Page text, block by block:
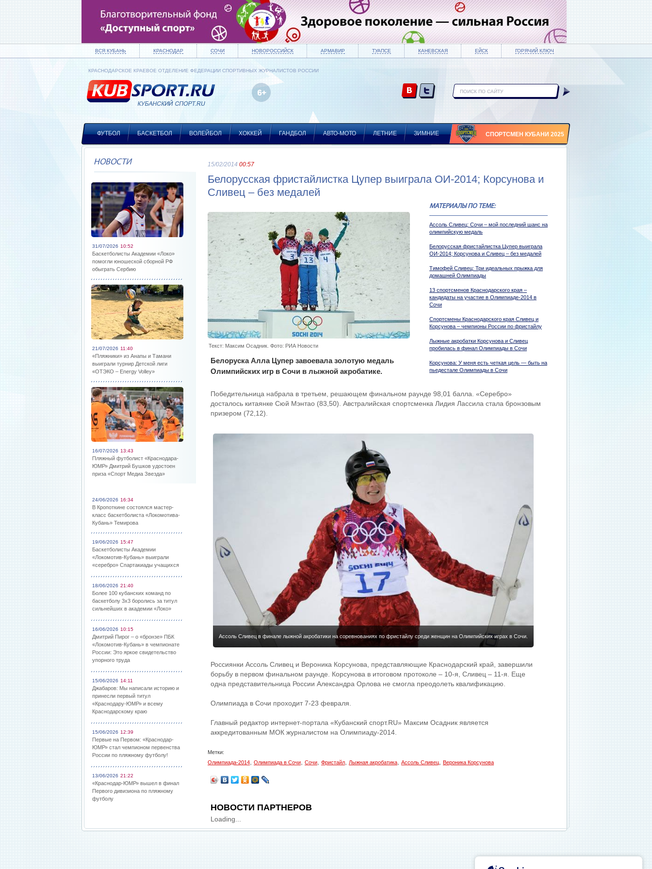
ВСЯ КУБАНЬ КРАСНОДАР СОЧИ НОВОРОССИЙСК АРМАВИР ТУАПСЕ КАНЕВСКАЯ ЕЙСК ГОРЯЧИЙ КЛЮЧ
КРАСНОДАРСКОЕ КРАЕВОЕ ОТДЕЛЕНИЕ ФЕДЕРАЦИИ СПОРТИВНЫХ ЖУРНАЛИСТОВ РОССИИ
ФУТБОЛ БАСКЕТБОЛ ВОЛЕЙБОЛ ХОККЕЙ ГАНДБОЛ АВТО-МОТО ЛЕТНИЕ ЗИМНИЕ СПОРТСМЕН КУБАНИ 2025
НОВОСТИ
31/07/2026 10:52
Баскетболисты Академии «Локо»
помогли юношеской сборной РФ
обыграть Сербию
21/07/2026 11:40
«Пляжники» из Анапы и Тамани
выиграли турнир Детской лиги
«ОТЭКО – Energy Volley»
16/07/2026 13:43
Пляжный футболист «Краснодара-
ЮМР» Дмитрий Бушков удостоен
приза «Спорт Медиа Звезда»
24/06/2026 16:34
В Кропоткине состоялся мастер-
класс баскетболиста «Локомотива-
Кубань» Темирова
19/06/2026 15:47
Баскетболисты Академии
«Локомотив-Кубань» выиграли
«серебро» Спартакиады учащихся
18/06/2026 21:40
Более 100 кубанских команд по
баскетболу 3х3 боролись за титул
сильнейших в академии «Локо»
16/06/2026 10:15
Дмитрий Пирог – о «бронзе» ПБК
«Локомотив-Кубань» в чемпионате
России: Это яркое свидетельство
упорного труда
15/06/2026 14:11
Джабаров: Мы написали историю и
принесли первый титул
«Краснодару-ЮМР» и всему
Краснодарскому краю
15/06/2026 12:39
Первые на Первом: «Краснодар-
ЮМР» стал чемпионом первенства
России по пляжному футболу!
13/06/2026 21:22
«Краснодар-ЮМР» вышел в финал
Первого дивизиона по пляжному
футболу
15/02/2014 00:57
Белорусская фристайлистка Цупер выиграла ОИ-2014; Корсунова и
Сливец – без медалей
МАТЕРИАЛЫ ПО ТЕМЕ:
Ассоль Сливец: Сочи – мой последний шанс на
олимпийскую медаль
Белорусская фристайлистка Цупер выиграла
ОИ-2014; Корсунова и Сливец – без медалей
Тимофей Сливец: Три идеальных прыжка для
домашней Олимпиады
13 спортсменов Краснодарского края –
кандидаты на участие в Олимпиаде-2014 в
Сочи
Спортсмены Краснодарского края Сливец и
Корсунова – чемпионы России по фристайлу
Лыжные акробатки Корсунова и Сливец
пробилась в финал Олимпиады в Сочи
Корсунова: У меня есть четкая цель — быть на
пьедестале Олимпиады в Сочи
Текст: Максим Осадник. Фото: РИА Новости
Белоруска Алла Цупер завоевала золотую медаль
Олимпийских игр в Сочи в лыжной акробатике.
Победительница набрала в третьем, решающем финальном раунде 98,01 балла. «Серебро»
досталось китаянке Сюй Мэнтао (83,50). Австралийская спортсменка Лидия Лассила стала бронзовым
призером (72,12).
Ассоль Сливец в финале лыжной акробатики на соревнованиях по фристайлу среди женщин на Олимпийских играх в Сочи.
Россиянки Ассоль Сливец и Вероника Корсунова, представляющие Краснодарский край, завершили
борьбу в первом финальном раунде. Корсунова в итоговом протоколе – 10-я, Сливец – 11-я. Еще
одна представительница России Александра Орлова не смогла преодолеть квалификацию.
Олимпиада в Сочи проходит 7-23 февраля.
Главный редактор интернет-портала «Кубанский спорт.RU» Максим Осадник является
аккредитованным МОК журналистом на Олимпиаду-2014.
Метки:
Олимпиада-2014
Олимпиада в Сочи Сочи Фристайл Лыжная акробатика Ассоль Сливец Вероника Корсунова
НОВОСТИ ПАРТНЕРОВ
Loading...